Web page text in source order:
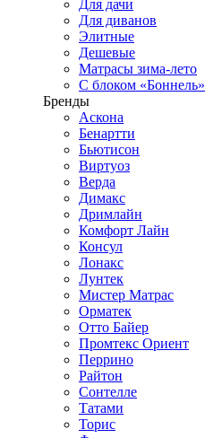
Для дачи
Для диванов
Элитные
Дешевые
Матрасы зима-лето
С блоком «Боннель»
Бренды
Аскона
Бенартти
Бьютисон
Виртуоз
Верда
Димакс
Дримлайн
Комфорт Лайн
Консул
Лонакс
Лунтек
Мистер Матрас
Орматек
Отто Байер
Промтекс Ориент
Перрино
Райтон
Сонтелле
Татами
Торис